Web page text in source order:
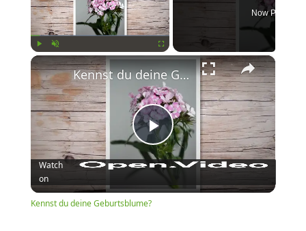
Fullscreen
Now Playing
×
Play
Video
Kennst du deine Geburtsblume?
Watch
on
Kennst du deine Geburtsblume?